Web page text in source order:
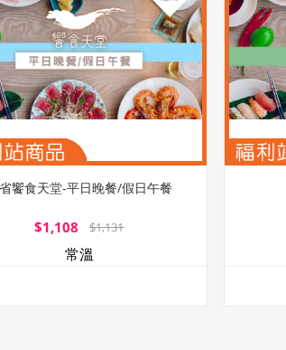
饗食天堂-平日晚餐/假日午餐
$1,108 $1,131
常溫